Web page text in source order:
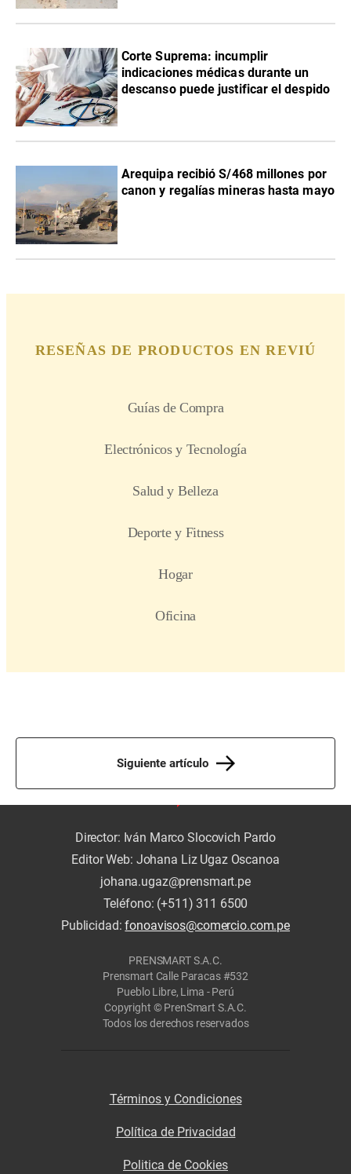
Corte Suprema: incumplir
indicaciones médicas durante un
descanso puede justificar el despido
Arequipa recibió S/468 millones por
canon y regalías mineras hasta mayo
Siguiente artículo
Director: Iván Marco Slocovich Pardo
Editor Web: Johana Liz Ugaz Oscanoa
johana.ugaz@prensmart.pe
Teléfono: (+511) 311 6500
Publicidad:fonoavisos@comercio.com.pe
PRENSMART S.A.C.
Prensmart Calle Paracas #532
Pueblo Libre, Lima - Perú
Copyright © PrenSmart S.A.C.
Todos los derechos reservados
Términos y Condiciones
Política de Privacidad
Politica de Cookies